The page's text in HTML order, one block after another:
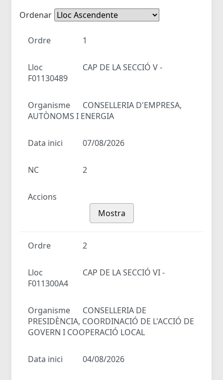
Ordenar
Ordre 1
Lloc
CAP DE LA SECCIÓ V -
F01130489
Organisme
CONSELLERIA D'EMPRESA,
AUTÒNOMS I ENERGIA
Data inici 07/08/2026
NC 2
Accions
Mostra
Ordre 2
Lloc
CAP DE LA SECCIÓ VI -
F011300A4
Organisme
CONSELLERIA DE
PRESIDÈNCIA, COORDINACIÓ DE L'ACCIÓ DE
GOVERN I COOPERACIÓ LOCAL
Data inici 04/08/2026